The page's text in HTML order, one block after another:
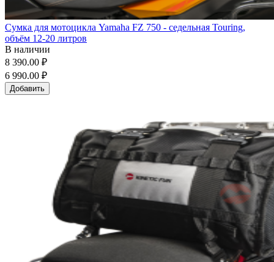
Сумка для мотоцикла Yamaha FZ 750 - седельная Touring,
объём 12-20 литров
В наличии
8 390.00 ₽
6 990.00 ₽
Добавить